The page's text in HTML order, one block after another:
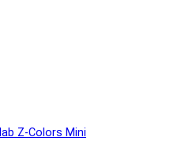
Z-Colors Mini